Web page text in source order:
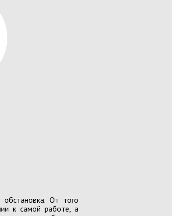
От того
к самой работе, а